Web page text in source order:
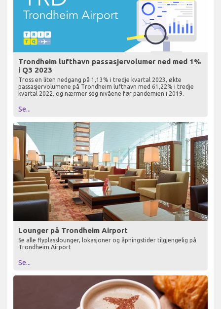
Trondheim lufthavn passasjervolumer ned med 1%
i Q3 2023
Tross en liten nedgang på 1,13% i tredje kvartal 2023, økte
passasjervolumene på Trondheim lufthavn med 61,22% i tredje
kvartal 2022, og nærmer seg nivåene før pandemien i 2019.
Se...
Lounger på Trondheim Airport
Se alle flyplasslounger, lokasjoner og åpningstider tilgjengelig på
Trondheim Airport
Se...